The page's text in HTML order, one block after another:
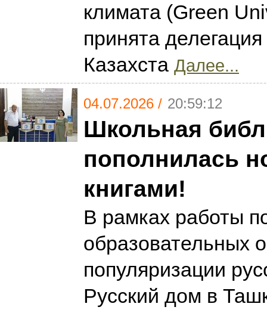
климата (Green
принята
Казахста Далее...
04.07.2026 / 20:59:12
Школьная
пополнилась
книгами!
В рамках работы
образовательных
популяризации
Русский дом в